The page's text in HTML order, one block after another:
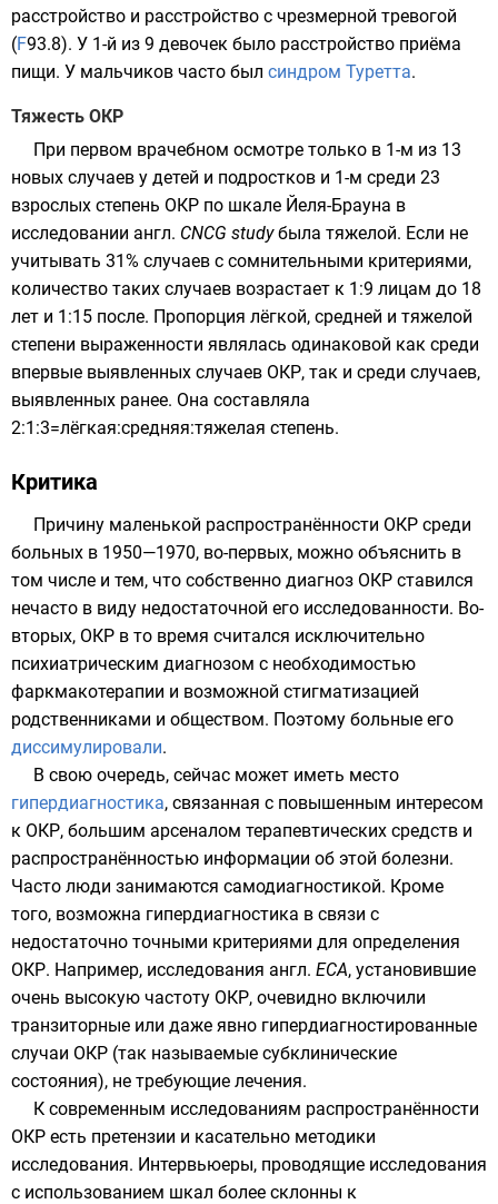
расстройство и расстройство с чрезмерной тревогой
(F93.8). У 1-й из 9 девочек было расстройство приёма
пищи. У мальчиков часто был синдром Туретта.
Тяжесть ОКР
При первом врачебном осмотре только в 1-м из 13
новых случаев у детей и подростков и 1-м среди 23
взрослых степень ОКР по шкале Йеля-Брауна в
исследовании англ. CNCG studyбыла тяжелой. Если не
учитывать 31% случаев с сомнительными критериями,
количество таких случаев возрастает к 1:9 лицам до 18
лет и 1:15 после. Пропорция лёгкой, средней и тяжелой
степени выраженности являлась одинаковой как среди
впервые выявленных случаев ОКР, так и среди случаев,
выявленных ранее. Она составляла
2:1:3=лёгкая:средняя:тяжелая степень.
Критика
Причину маленькой распространённости ОКР среди
больных в 1950—1970, во-первых, можно объяснить в
том числе и тем, что собственно диагноз ОКР ставился
нечасто в виду недостаточной его исследованности. Во-
вторых, ОКР в то время считался исключительно
психиатрическим диагнозом с необходимостью
фаркмакотерапии и возможной стигматизацией
родственниками и обществом. Поэтому больные его
диссимулировали.
В свою очередь, сейчас может иметь место
гипердиагностика, связанная с повышенным интересом
к ОКР, большим арсеналом терапевтических средств и
распространённостью информации об этой болезни.
Часто люди занимаются самодиагностикой. Кроме
того, возможна гипердиагностика в связи с
недостаточно точными критериями для определения
ОКР. Например, исследования англ. ECA, установившие
очень высокую частоту ОКР, очевидно включили
транзиторные или даже явно гипердиагностированные
случаи ОКР (так называемые субклинические
состояния), не требующие лечения.
К современным исследованиям распространённости
ОКР есть претензии и касательно методики
исследования. Интервьюеры, проводящие исследования
с использованием шкал более склонны к